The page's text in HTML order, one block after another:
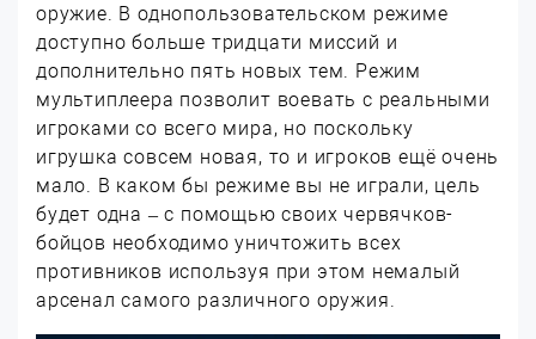
оружие. В однопользовательском режиме
доступно больше тридцати миссий и
дополнительно пять новых тем. Режим
мультиплеера позволит воевать с реальными
игроками со всего мира, но поскольку
игрушка совсем новая, то и игроков ещё очень
мало. В каком бы режиме вы не играли, цель
будет одна – с помощью своих червячков-
бойцов необходимо уничтожить всех
противников используя при этом немалый
арсенал самого различного оружия.